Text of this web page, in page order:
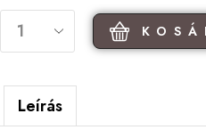
Leírás